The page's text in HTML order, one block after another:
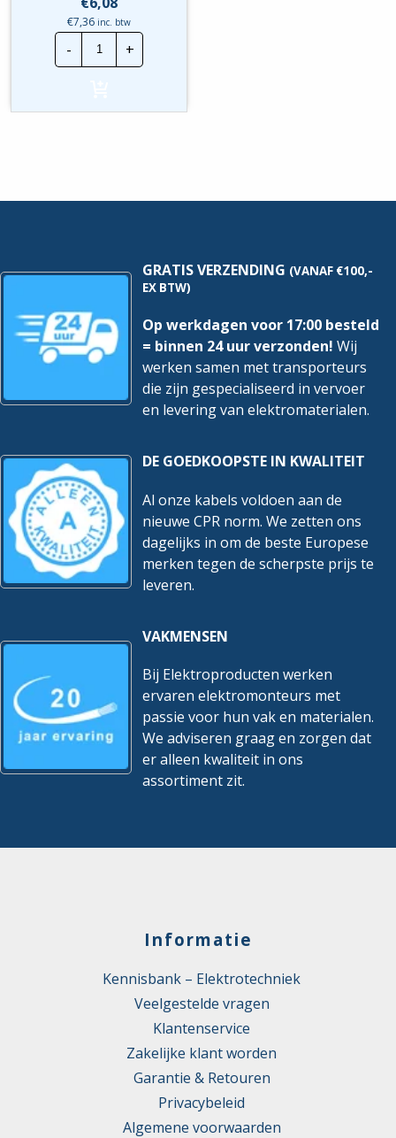
€7,36 inc. btw
-
Schneider
Electric
Kamrail
A9XPH112
+
GRATIS VERZENDING (VANAF €100,-
EX BTW)
Op werkdagen voor 17:00 besteld
= binnen 24 uur verzonden! Wij
werken samen met transporteurs
die zijn gespecialiseerd in vervoer
en levering van elektromaterialen.
DE GOEDKOOPSTE IN KWALITEIT
Al onze kabels voldoen aan de
nieuwe CPR norm. We zetten ons
dagelijks in om de beste Europese
merken tegen de scherpste prijs te
leveren.
VAKMENSEN
Bij Elektroproducten werken
ervaren elektromonteurs met
passie voor hun vak en materialen.
We adviseren graag en zorgen dat
er alleen kwaliteit in ons
assortiment zit.
Informatie
Kennisbank – Elektrotechniek
Veelgestelde vragen
Klantenservice
Zakelijke klant worden
Garantie & Retouren
Privacybeleid
Algemene voorwaarden